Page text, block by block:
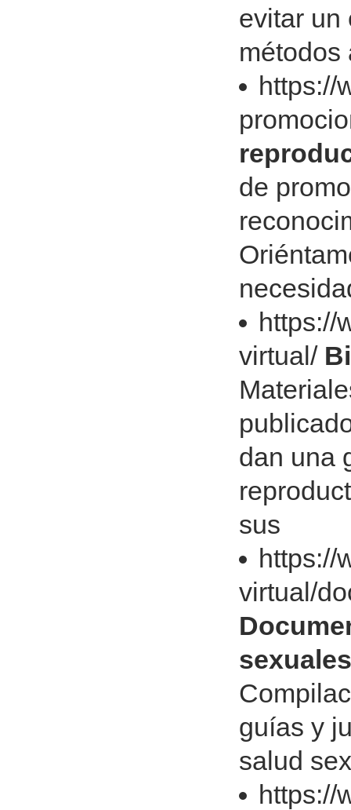
evitar un
métodos
https://
de
https://
virtual/
dan una
sus
https://
virtual/
guías y
salud
https://